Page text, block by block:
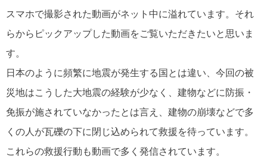
スマホで撮影された動画がネット中に溢れています。それ
らからピックアップした動画をご覧いただきたいと思いま
す。
日本のように頻繁に地震が発生する国とは違い、今回の被
災地はこうした大地震の経験が少なく、建物などに防振・
免振が施されていなかったとは言え、建物の崩壊などで多
くの人が瓦礫の下に閉じ込められて救援を待っています。
これらの救援行動も動画で多く発信されています。